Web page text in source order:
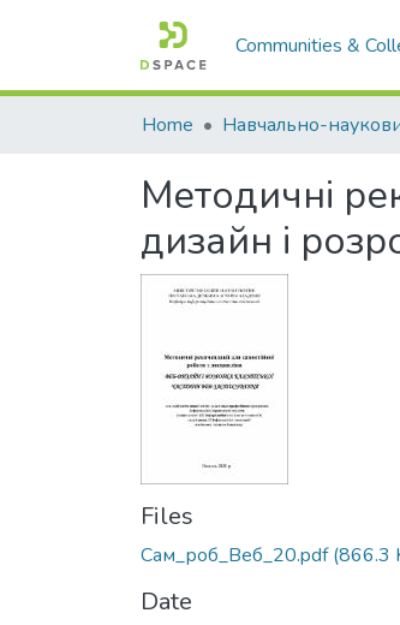
Communities &
Home
Методичні
дизайн і
Files
Сам_роб_Веб_20.pdf(866.3
Date